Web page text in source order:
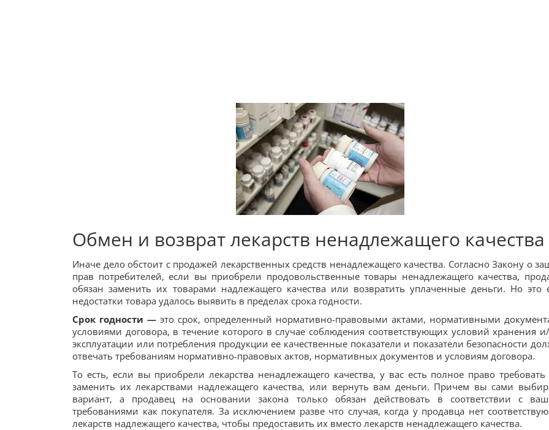
Обмен и возврат лекарств ненадлежащего качества
Иначе дело обстоит с продажей лекарственных средств ненадлежащего качества. Согласно Закону о
прав потребителей, если вы приобрели продовольственные товары ненадлежащего качества,
обязан заменить их товарами надлежащего качества или возвратить уплаченные деньги. Но это
недостатки товара удалось выявить в пределах срока годности.
Срок годности — это срок, определенный нормативно-правовыми актами, нормативными
условиями договора, в течение которого в случае соблюдения соответствующих условий хранения
эксплуатации или потребления продукции ее качественные показатели и показатели безопасности
отвечать требованиям нормативно-правовых актов, нормативных документов и условиям договора.
То есть, если вы приобрели лекарства ненадлежащего качества, у вас есть полное право
заменить их лекарствами надлежащего качества, или вернуть вам деньги. Причем вы сами
вариант, а продавец на основании закона только обязан действовать в соответствии с
требованиями как покупателя. За исключением разве что случая, когда у продавца нет
лекарств надлежащего качества, чтобы предоставить их вместо лекарств ненадлежащего качества.